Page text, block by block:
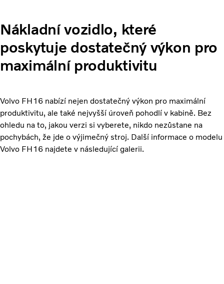
Nákladní vozidlo, které
poskytuje dostatečný výkon pro
maximální produktivitu
Volvo FH16 nabízí nejen dostatečný výkon pro maximální
produktivitu, ale také nejvyšší úroveň pohodlí v kabině. Bez
ohledu na to, jakou verzi si vyberete, nikdo nezůstane na
pochybách, že jde o výjimečný stroj. Další informace o modelu
Volvo FH16 najdete v následující galerii.